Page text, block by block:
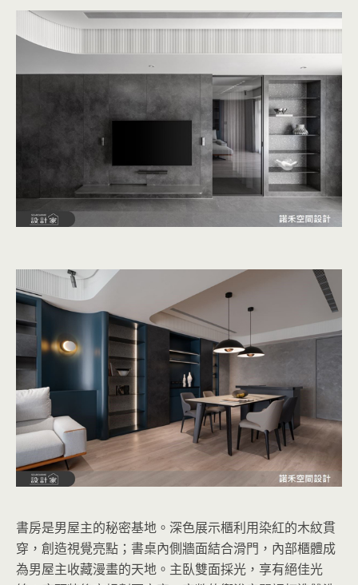
書房是男屋主的秘密基地。深色展示櫃利用染紅的木紋貫
穿，創造視覺亮點；書桌內側牆面結合滑門，內部櫃體成
為男屋主收藏漫畫的天地。主臥雙面採光，享有絕佳光